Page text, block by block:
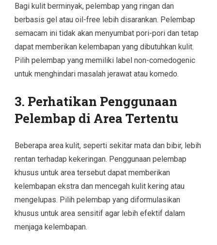
Bagi kulit berminyak, pelembap yang ringan dan
berbasis gel atau oil-free lebih disarankan. Pelembap
semacam ini tidak akan menyumbat pori-pori dan tetap
dapat memberikan kelembapan yang dibutuhkan kulit.
Pilih pelembap yang memiliki label non-comedogenic
untuk menghindari masalah jerawat atau komedo.
3. Perhatikan Penggunaan
Pelembap di Area Tertentu
Beberapa area kulit, seperti sekitar mata dan bibir, lebih
rentan terhadap kekeringan. Penggunaan pelembap
khusus untuk area tersebut dapat memberikan
kelembapan ekstra dan mencegah kulit kering atau
mengelupas. Pilih pelembap yang diformulasikan
khusus untuk area sensitif agar lebih efektif dalam
menjaga kelembapan.